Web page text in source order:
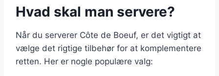
Hvad skal man servere?
Når du serverer Côte de Boeuf, er det vigtigt at
vælge det rigtige tilbehør for at komplementere
retten. Her er nogle populære valg: